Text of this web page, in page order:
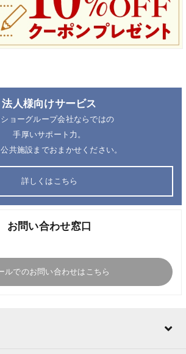
法人様向けサービス
ショーグループ会社ならではの
手厚いサポート力。
共施設までおまかせください。
詳しくはこちら
お問い合わせ窓口
ルでのお問い合わせはこちら